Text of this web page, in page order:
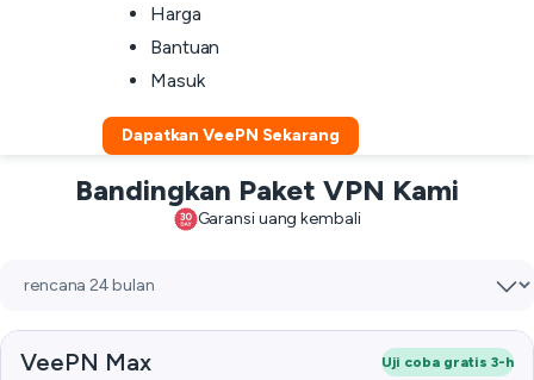
Harga
Bantuan
Masuk
Dapatkan VeePN Sekarang
Bandingkan Paket VPN Kami
Garansi uang kembali
VeePN Max Uji coba gratis 3-h